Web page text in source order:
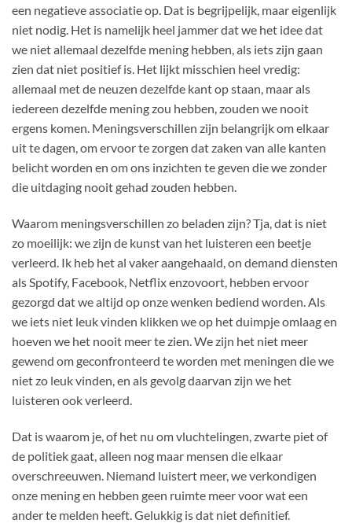
een negatieve associatie op. Dat is begrijpelijk, maar eigenlijk
niet nodig. Het is namelijk heel jammer dat we het idee dat
we niet allemaal dezelfde mening hebben, als iets zijn gaan
zien dat niet positief is. Het lijkt misschien heel vredig:
allemaal met de neuzen dezelfde kant op staan, maar als
iedereen dezelfde mening zou hebben, zouden we nooit
ergens komen. Meningsverschillen zijn belangrijk om elkaar
uit te dagen, om ervoor te zorgen dat zaken van alle kanten
belicht worden en om ons inzichten te geven die we zonder
die uitdaging nooit gehad zouden hebben.
Waarom meningsverschillen zo beladen zijn? Tja, dat is niet
zo moeilijk: we zijn de kunst van het luisteren een beetje
verleerd. Ik heb het al vaker aangehaald, on demand diensten
als Spotify, Facebook, Netflix enzovoort, hebben ervoor
gezorgd dat we altijd op onze wenken bediend worden. Als
we iets niet leuk vinden klikken we op het duimpje omlaag en
hoeven we het nooit meer te zien. We zijn het niet meer
gewend om geconfronteerd te worden met meningen die we
niet zo leuk vinden, en als gevolg daarvan zijn we het
luisteren ook verleerd.
Dat is waarom je, of het nu om vluchtelingen, zwarte piet of
de politiek gaat, alleen nog maar mensen die elkaar
overschreeuwen. Niemand luistert meer, we verkondigen
onze mening en hebben geen ruimte meer voor wat een
ander te melden heeft. Gelukkig is dat niet definitief.